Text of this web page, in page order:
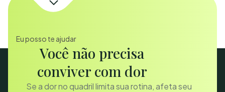
Eu posso te ajudar
Você não precisa
conviver com dor
Se a dor no quadril limita sua rotina, afeta seu